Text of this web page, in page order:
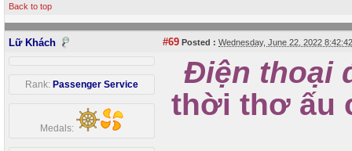
Back to top
Lữ Khách #69 Posted : Wednesday, June 22, 2022
Rank: Passenger Service
Medals:
Điện thoại
thời thơ ấu